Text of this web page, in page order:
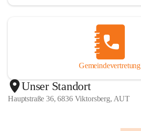
Gemeindevertretung
Unser Standort
Hauptstraße 36, 6836 Viktorsberg, AUT